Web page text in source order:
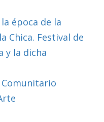
época de la
Chica. Festival de
y la dicha